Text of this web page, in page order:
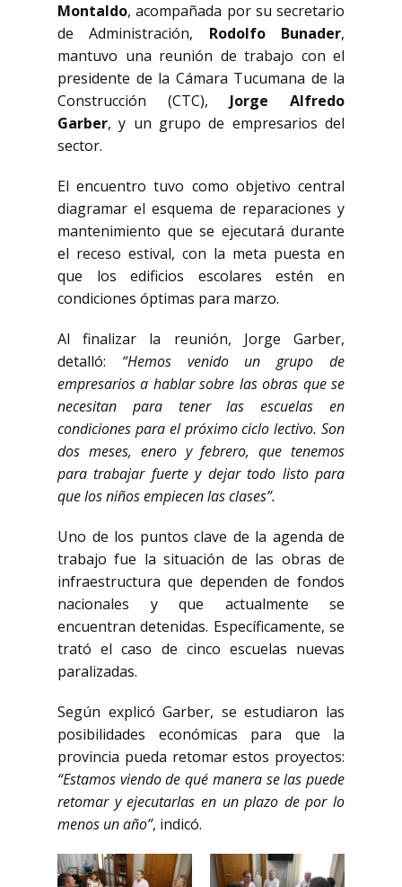
Montaldo, acompañada por su secretario
de Administración, Rodolfo Bunader,
mantuvo una reunión de trabajo con el
presidente de la Cámara Tucumana de la
Construcción (CTC), Jorge Alfredo
Garber, y un grupo de empresarios del
sector.
El encuentro tuvo como objetivo central
diagramar el esquema de reparaciones y
mantenimiento que se ejecutará durante
el receso estival, con la meta puesta en
que los edificios escolares estén en
condiciones óptimas para marzo.
Al finalizar la reunión, Jorge Garber,
detalló: “Hemos venido un grupo de
empresarios a hablar sobre las obras que se
necesitan para tener las escuelas en
condiciones para el próximo ciclo lectivo. Son
dos meses, enero y febrero, que tenemos
para trabajar fuerte y dejar todo listo para
que los niños empiecen las clases”.
Uno de los puntos clave de la agenda de
trabajo fue la situación de las obras de
infraestructura que dependen de fondos
nacionales y que actualmente se
encuentran detenidas. Específicamente, se
trató el caso de cinco escuelas nuevas
paralizadas.
Según explicó Garber, se estudiaron las
posibilidades económicas para que la
provincia pueda retomar estos proyectos:
“Estamos viendo de qué manera se las puede
retomar y ejecutarlas en un plazo de por lo
menos un año”, indicó.